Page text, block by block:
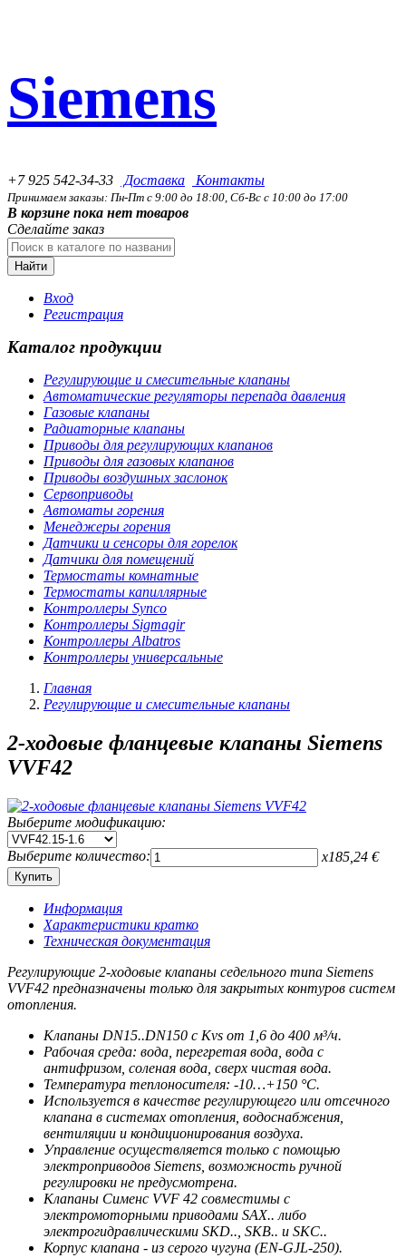
Siemens
+7 925 542-34-33 Доставка Контакты
Принимаем заказы: Пн-Пт с 9:00 до 18:00, Сб-Вс с 10:00 до 17:00
В корзине пока нет товаров
Сделайте заказ
Найти
Вход
Регистрация
Каталог продукции
Регулирующие и смесительные клапаны
Автоматические регуляторы перепада давления
Газовые клапаны
Радиаторные клапаны
Приводы для регулирующих клапанов
Приводы для газовых клапанов
Приводы воздушных заслонок
Сервоприводы
Автоматы горения
Менеджеры горения
Датчики и сенсоры для горелок
Датчики для помещений
Термостаты комнатные
Термостаты капиллярные
Контроллеры Synco
Контроллеры Sigmagir
Контроллеры Albatros
Контроллеры универсальные
Главная
Регулирующие и смесительные клапаны
2-ходовые фланцевые клапаны Siemens
VVF42
Выберите модификацию:
Выберите количество: x185,24 €
Информация
Характеристики кратко
Техническая документация
Регулирующие 2-ходовые клапаны седельного типа Siemens
VVF42 предназначены только для закрытых контуров систем
отопления.
Клапаны DN15..DN150 c Kvs от 1,6 до 400 м³/ч.
Рабочая среда: вода, перегретая вода, вода с
антифризом, соленая вода, сверх чистая вода.
Температура теплоносителя: -10…+150 °C.
Используется в качестве регулирующего или отсечного
клапана в системах отопления, водоснабжения,
вентиляции и кондиционирования воздуха.
Управление осуществляется только с помощью
электроприводов Siemens, возможность ручной
регулировки не предусмотрена.
Клапаны Сименс VVF 42 совместимы с
электромоторными приводами SAX.. либо
электрогидравлическими SKD.., SKB.. и SKC..
Корпус клапана - из серого чугуна (EN-GJL-250).